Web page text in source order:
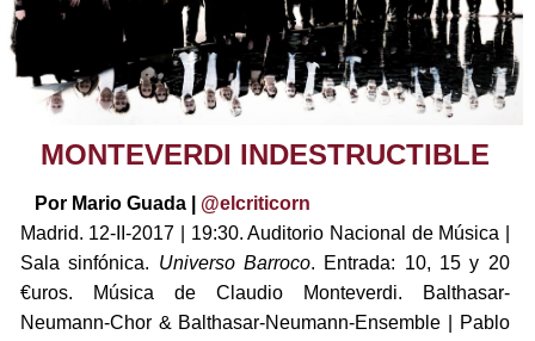
MONTEVERDI INDESTRUCTIBLE
Por Mario Guada | @elcriticorn
Madrid. 12-II-2017 | 19:30. Auditorio Nacional de Música |
Sala sinfónica. Universo Barroco. Entrada: 10, 15 y 20
€uros. Música de Claudio Monteverdi. Balthasar-
Neumann-Chor & Balthasar-Neumann-Ensemble | Pablo